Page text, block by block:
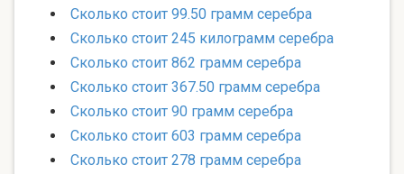
Сколько стоит 99.50 грамм серебра
Сколько стоит 245 килограмм серебра
Сколько стоит 862 грамм серебра
Сколько стоит 367.50 грамм серебра
Сколько стоит 90 грамм серебра
Сколько стоит 603 грамм серебра
Сколько стоит 278 грамм серебра